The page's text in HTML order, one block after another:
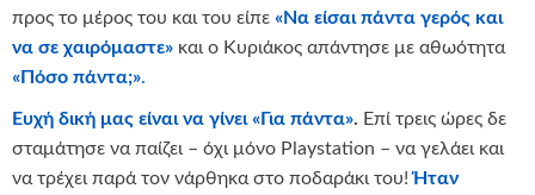
προς το μέρος του και του είπε «Να είσαι πάντα γερός και
να σε χαιρόμαστε» και ο Κυριάκος απάντησε με αθωότητα
«Πόσο πάντα;».
Ευχή δική μας είναινα γίνει «Για πάντα». Επί τρεις ώρες δε
σταμάτησε να παίζει – όχι μόνο Playstation – να γελάει και
να τρέχει παρά τον νάρθηκα στο ποδαράκι του!Ήταν